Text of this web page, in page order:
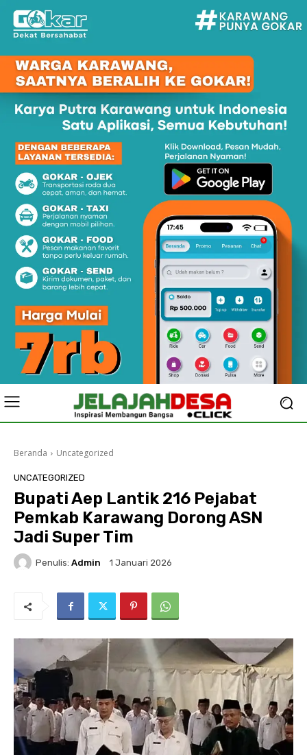
Beranda Uncategorized
UNCATEGORIZED
Bupati Aep Lantik 216 Pejabat
Pemkab Karawang Dorong ASN
Jadi Super Tim
Penulis: Admin 1 Januari 2026